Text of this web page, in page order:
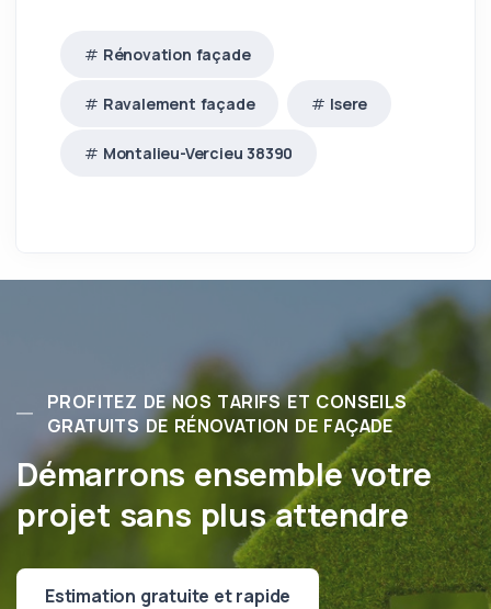
Rénovation façade
Ravalement façade Isere
Montalieu-Vercieu 38390
PROFITEZ DE NOS TARIFS ET CONSEILS
GRATUITS DE RÉNOVATION DE FAÇADE
Démarrons ensemble votre
projet sans plus attendre
Estimation gratuite et rapide